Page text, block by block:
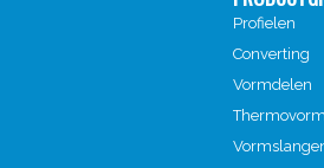
Profielen
Converting
Vormdelen